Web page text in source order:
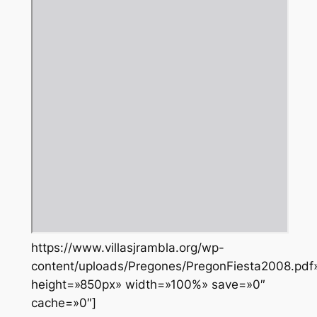
https://www.villasjrambla.org/wp-
content/uploads/Pregones/
height=»850px» width=»100%» save=»0″
cache=»0″]